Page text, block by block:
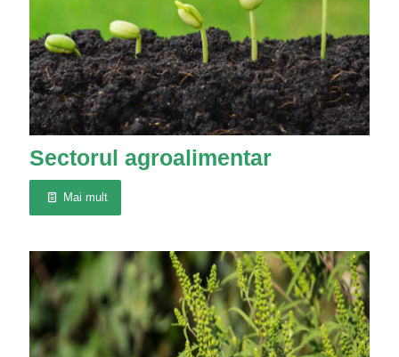
Sectorul agroalimentar
Mai mult